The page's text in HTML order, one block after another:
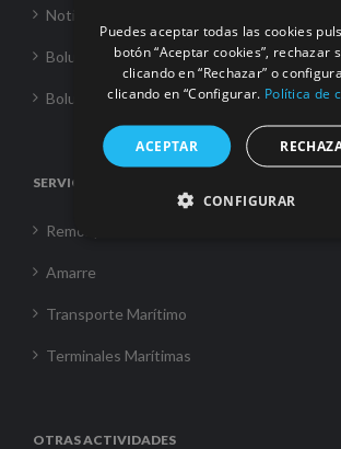
Noticias
Boluda Towage
Boluda Shipping
SERVICIOS
Remolque
Amarre
Transporte Marítimo
Terminales Marítimas
OTRAS ACTIVIDADES
Puedes aceptar todas las cookies
botón “Aceptar cookies”, rechazar
clicando en “Rechazar” o
clicando en “Configurar. Política de
ACEPTAR
CONFIGURAR